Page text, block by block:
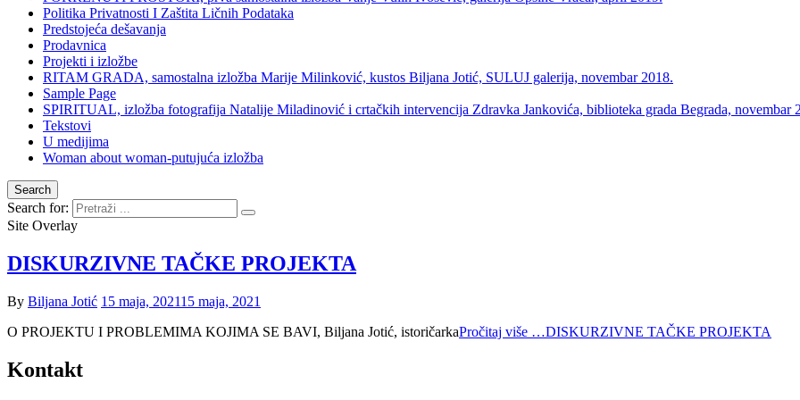
Politika Privatnosti I Zaštita Ličnih Podataka
Predstojeća dešavanja
Prodavnica
Projekti i izložbe
RITAM GRADA, samostalna izložba Marije Milinković, kustos Biljana Jotić, SULUJ galerija, novembar 2018.
Sample Page
SPIRITUAL, izložba fotografija Natalije Miladinović i crtačkih intervencija Zdravka Jankovića, biblioteka grada Begrada, novembar
Tekstovi
U medijima
Woman about woman-putujuća izložba
Search
Search for:
Site Overlay
DISKURZIVNE TAČKE PROJEKTA
By Biljana Jotić 15 maja, 202115 maja, 2021
O PROJEKTU I PROBLEMIMA KOJIMA SE BAVI, Biljana Jotić, istoričarkaPročitaj više …DISKURZIVNE TAČKE PROJEKTA
Kontakt